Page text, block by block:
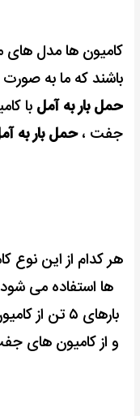
کامیون ها مدل های
باشند که ما به
حمل بار به آمل با
جفت ،حمل بار به
هر کدام از این نوع